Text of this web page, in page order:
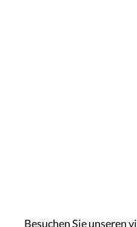
Besuchen Sie unseren